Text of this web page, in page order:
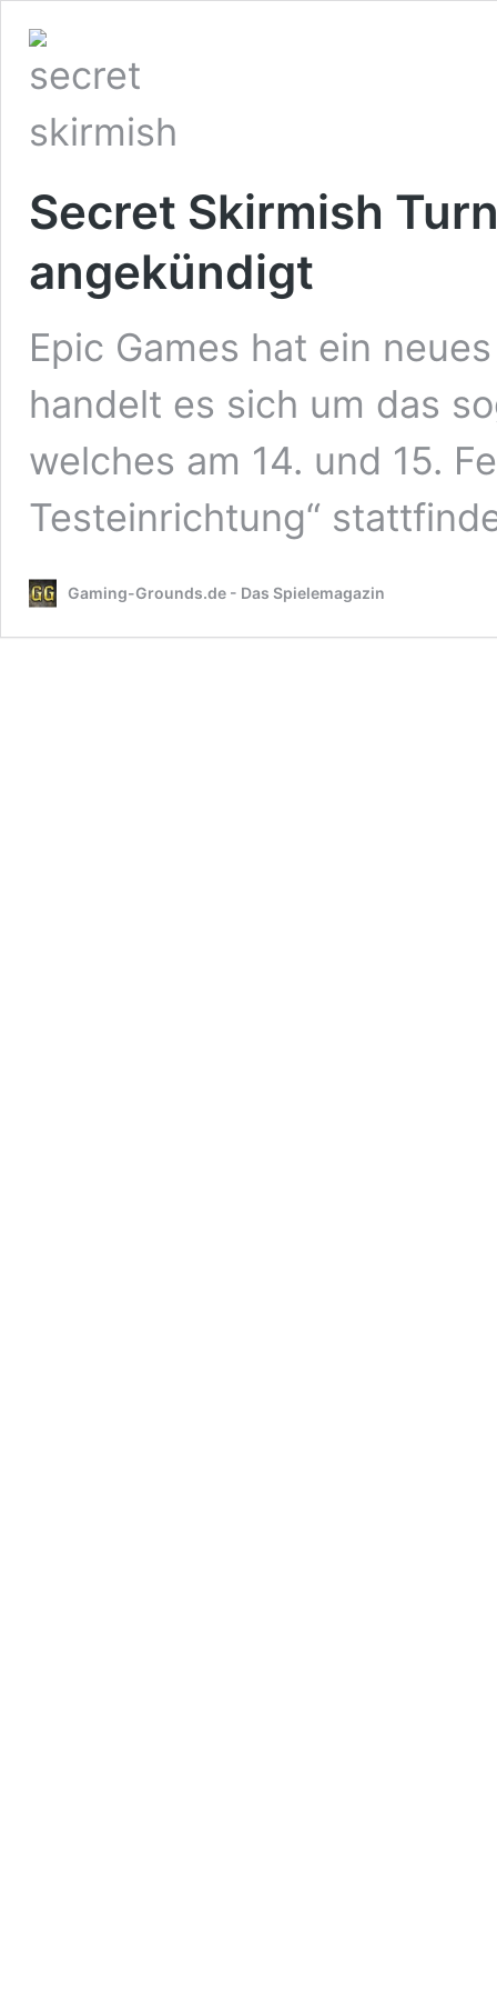
Secret Skirmish
angekündigt
Epic Games hat ein
handelt es sich um das
welches am 14. und 15.
Testeinrichtung“
Gaming-Grounds.de - Das Spielemagazin